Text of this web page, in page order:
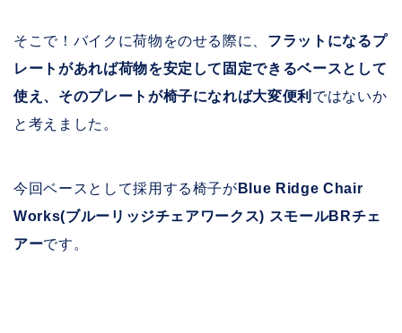
そこで！バイクに荷物をのせる際に、 フラットになるプ
レートがあれば荷物を安定して固定できるベースとして
使え、そのプレートが椅子になれば大変便利 ではないか
と考えました。
今回ベースとして採用する椅子がBlue Ridge Chair
Works(ブルーリッジチェアワークス) スモールBRチェ
アーです。